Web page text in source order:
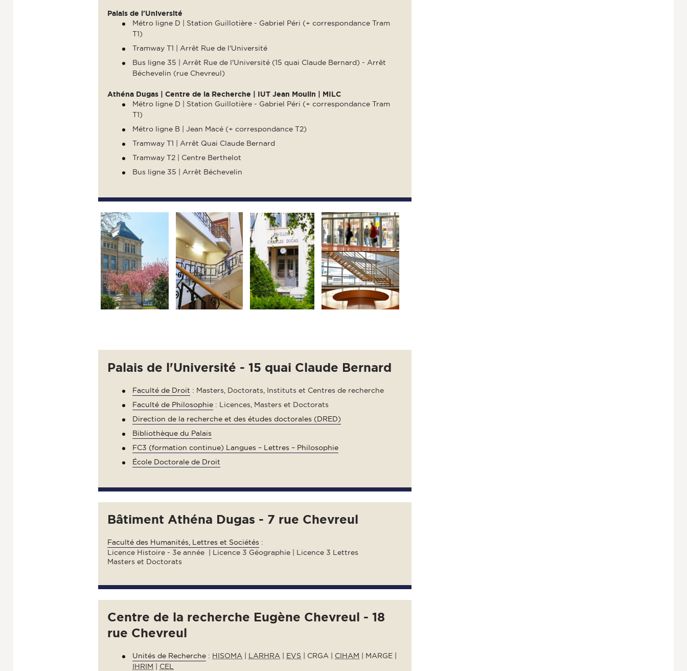
Palais de l'Université
Métro ligne D | Station Guillotière - Gabriel Péri (+ correspondance Tram
T1)
Tramway T1 | Arrêt Rue de l'Université
Bus ligne 35 | Arrêt Rue de l'Université (15 quai Claude Bernard) - Arrêt
Béchevelin (rue Chevreul)
Athéna Dugas | Centre de la Recherche | IUT Jean Moulin | MILC
Métro ligne D | Station Guillotière - Gabriel Péri (+ correspondance Tram
T1)
Métro ligne B | Jean Macé (+ correspondance T2)
Tramway T1 | Arrêt Quai Claude Bernard
Tramway T2 | Centre Berthelot
Bus ligne 35 | Arrêt Béchevelin
Palais de l'Université - 15 quai Claude Bernard
Faculté de Droit : Masters, Doctorats, Instituts et Centres de recherche
Faculté de Philosophie : Licences, Masters et Doctorats
Direction de la recherche et des études doctorales (DRED)
Bibliothèque du Palais
FC3 (formation continue) Langues – Lettres – Philosophie
École Doctorale de Droit
Bâtiment Athéna Dugas - 7 rue Chevreul
Faculté des Humanités, Lettres et Sociétés :
Licence Histoire - 3e année | Licence 3 Géographie | Licence 3 Lettres
Masters et Doctorats
Centre de la recherche Eugène Chevreul - 18
rue Chevreul
Unités de Recherche : HISOMA LARHRA EVS | CRGA | CIHAM | MARGE |
IHRIM
CEL